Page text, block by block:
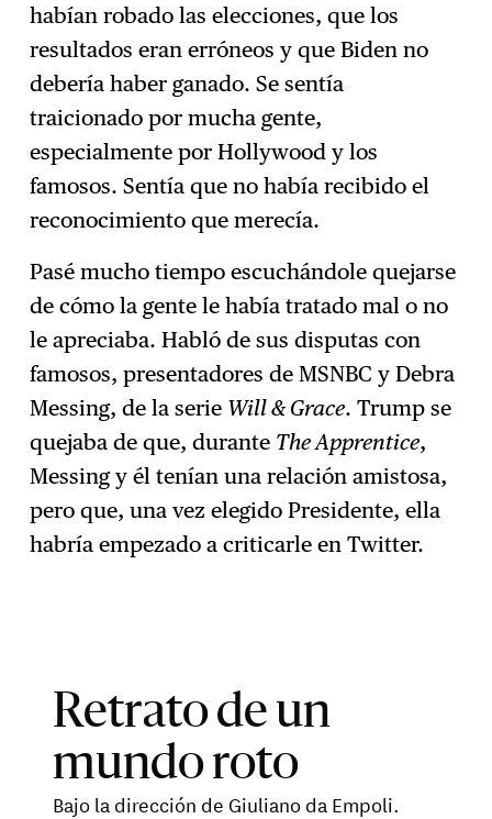
habían robado las elecciones, que los
resultados eran erróneos y que Biden no
debería haber ganado. Se sentía
traicionado por mucha gente,
especialmente por Hollywood y los
famosos. Sentía que no había recibido el
reconocimiento que merecía.
Pasé mucho tiempo escuchándole quejarse
de cómo la gente le había tratado mal o no
le apreciaba. Habló de sus disputas con
famosos, presentadores de MSNBC y Debra
Messing, de la serie Will & Grace. Trump se
quejaba de que, durante The Apprentice,
Messing y él tenían una relación amistosa,
pero que, una vez elegido Presidente, ella
habría empezado a criticarle en Twitter.
Retrato de un
mundo roto
Bajo la dirección de Giuliano da Empoli.